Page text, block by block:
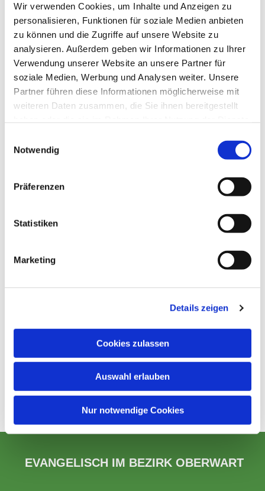
Wir verwenden Cookies, um Inhalte und Anzeigen zu
personalisieren, Funktionen für soziale Medien anbieten
zu können und die Zugriffe auf unsere Website zu
analysieren. Außerdem geben wir Informationen zu Ihrer
Verwendung unserer Website an unsere Partner für
soziale Medien, Werbung und Analysen weiter. Unsere
Partner führen diese Informationen möglicherweise mit
weiteren Daten zusammen, die Sie ihnen bereitgestellt
Notwendig
Präferenzen
Statistiken
Marketing
Details zeigen
Cookies zulassen
Auswahl erlauben
Nur notwendige Cookies
Freitag, 15. Oktober 2027, 19:00 Uhr
Evang. Pfarrgemeinde A.B.
Pinkafeld, Kirchengasse 9, 7423
CVJM
EVANGELISCH IM BEZIRK OBERWART